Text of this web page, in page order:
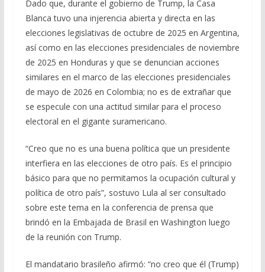
Dado que, durante el gobierno de Trump, la Casa
Blanca tuvo una injerencia abierta y directa en las
elecciones legislativas de octubre de 2025 en Argentina,
así como en las elecciones presidenciales de noviembre
de 2025 en Honduras y que se denuncian acciones
similares en el marco de las elecciones presidenciales
de mayo de 2026 en Colombia; no es de extrañar que
se especule con una actitud similar para el proceso
electoral en el gigante suramericano.
“Creo que no es una buena política que un presidente
interfiera en las elecciones de otro país. Es el principio
básico para que no permitamos la ocupación cultural y
política de otro país”, sostuvo Lula al ser consultado
sobre este tema en la conferencia de prensa que
brindó en la Embajada de Brasil en Washington luego
de la reunión con Trump.
El mandatario brasileño afirmó: “no creo que él (Trump)